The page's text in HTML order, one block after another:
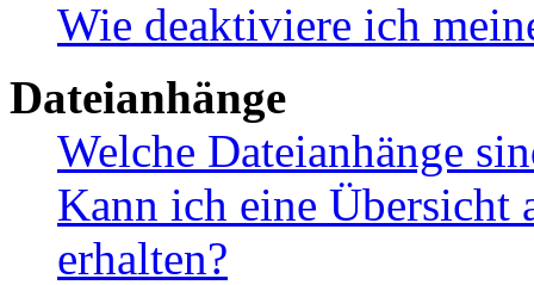
Wie deaktiviere ich
Dateianhänge
Welche Dateianhänge
Kann ich eine Übersicht
erhalten?